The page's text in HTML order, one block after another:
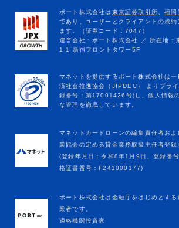
マネットカードローンの編集責任者お
業協会の定める貸金業務取扱主任者登録
(登録年月日：令和8年1月9日、登録番
格証書番号：F241000177)
ポート株式会社は金融庁をはじめとす
業者です。
適格機関投資家